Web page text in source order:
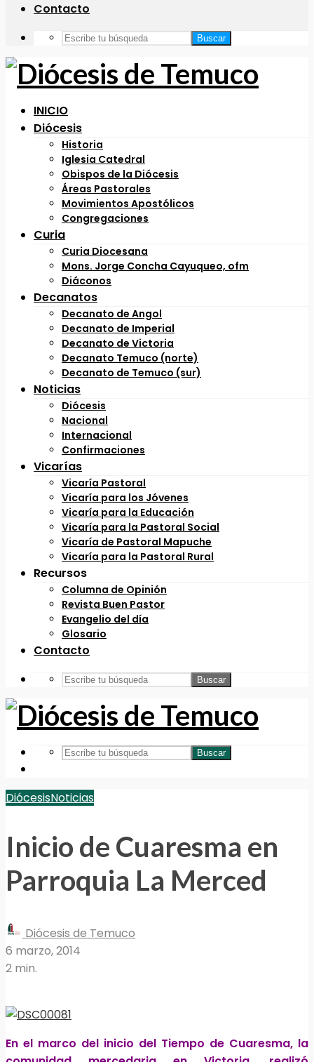
Contacto
Buscar
INICIO
Diócesis
Historia
Iglesia Catedral
Obispos de la Diócesis
Áreas Pastorales
Movimientos Apostólicos
Congregaciones
Curia
Curia Diocesana
Mons. Jorge Concha Cayuqueo, ofm
Diáconos
Decanatos
Decanato de Angol
Decanato de Imperial
Decanato de Victoria
Decanato Temuco (norte)
Decanato de Temuco (sur)
Noticias
Diócesis
Nacional
Internacional
Confirmaciones
Vicarías
Vicaría Pastoral
Vicaría para los Jóvenes
Vicaría para la Educación
Vicaría para la Pastoral Social
Vicaría de Pastoral Mapuche
Vicaría para la Pastoral Rural
Recursos
Columna de Opinión
Revista Buen Pastor
Evangelio del día
Glosario
Contacto
Buscar
Buscar
DiócesisNoticias
Inicio de Cuaresma en
Parroquia La Merced
Diócesis de Temuco
6 marzo, 2014
2 min.
En el marco del inicio del Tiempo de Cuaresma, la